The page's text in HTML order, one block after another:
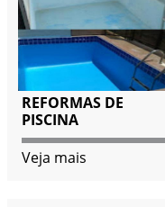
REFORMAS DE
PISCINA
Veja mais